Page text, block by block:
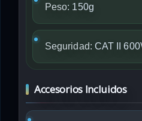
Peso: 150g
Seguridad: CAT II
Accesorios Incluidos